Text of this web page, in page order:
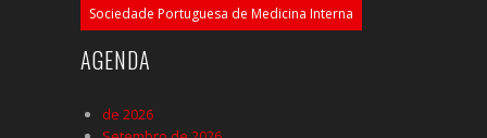
Sociedade Portuguesa de Medicina Interna
AGENDA
de 2026